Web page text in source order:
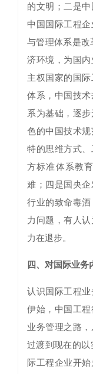
的文明；二是
中国国际工程
与管理体系是
济环境，为国
主权国家的国
体系，中国技
系为基础，逐
色的中国技术
特的思维方式
方标准体系教
难；四是国央
行业的致命毒
力问题，有人
力在退步。
四、对国际业务
认识国际工程
伊始，中国工
业务管理之路
过渡到现在的
际工程企业开